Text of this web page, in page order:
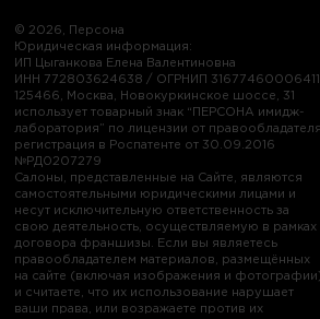
© 2026, Персона
Юридическая информация:
ИП Цыганкова Елена Валентиновна
ИНН 772803624638 / ОГРНИП 316774600064111
125466, Москва, Новокуркинское шоссе, 31
использует товарный знак “ПЕРСОНА имидж-
лаборатория” по лицензии от правообладателя,
регистрация в Роспатенте от 30.09.2016
№РД0207279
Салоны, представленные на Сайте, являются
самостоятельными юридическими лицами и
несут исключительную ответственность за
свою деятельность, осуществляемую в рамках
договора франшизы. Если вы являетесь
правообладателем материалов, размещённых
на сайте (включая изображения и
и считаете, что их использование нарушает
ваши права, или возражаете против их